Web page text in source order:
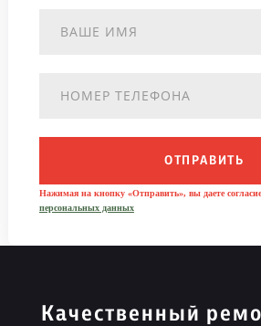
ОТПРАВИТЬ
Нажимая на кнопку «Отправить», вы даете
персональных данных
Качественный